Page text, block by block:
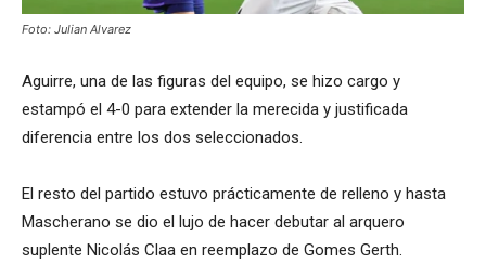
Foto: Julian Alvarez
Aguirre, una de las figuras del equipo, se hizo cargo y
estampó el 4-0 para extender la merecida y justificada
diferencia entre los dos seleccionados.
El resto del partido estuvo prácticamente de relleno y hasta
Mascherano se dio el lujo de hacer debutar al arquero
suplente Nicolás Claa en reemplazo de Gomes Gerth.